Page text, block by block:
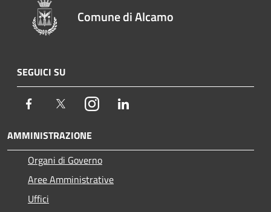
Comune di Alcamo
SEGUICI SU
Facebook TwitterInstagram
AMMINISTRAZIONE
Organi di Governo
Aree Amministrative
Uffici